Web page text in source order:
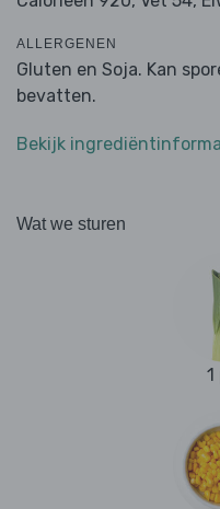
ALLERGENEN
Gluten en Soja. Kan
bevatten.
Bekijk
Wat we sturen
1